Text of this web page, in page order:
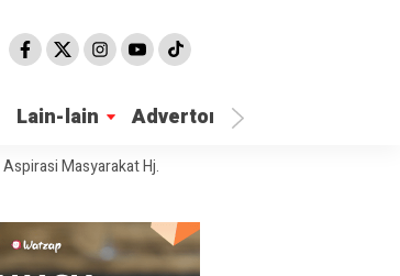
Lain-lain Advertorial
Masyarakat Hj. Nur Azizah Tamhid Gelar Diskusi Publik